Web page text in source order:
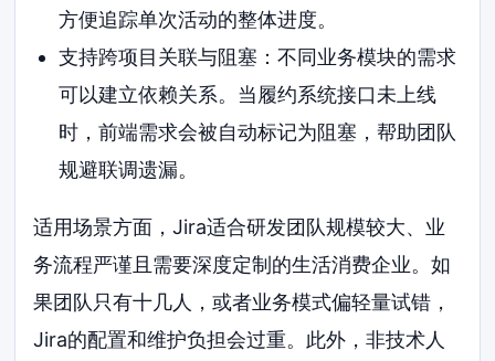
方便追踪单次活动的整体进度。
支持跨项目关联与阻塞：不同业务模块的需求
可以建立依赖关系。当履约系统接口未上线
时，前端需求会被自动标记为阻塞，帮助团队
规避联调遗漏。
适用场景方面，Jira适合研发团队规模较大、业
务流程严谨且需要深度定制的生活消费企业。如
果团队只有十几人，或者业务模式偏轻量试错，
Jira的配置和维护负担会过重。此外，非技术人